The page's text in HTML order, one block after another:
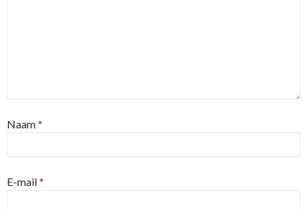
Naam*
E-mail*